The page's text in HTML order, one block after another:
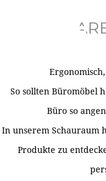
So sollten Büromöbel
Büro so
In unserem Schauraum
Produkte zu